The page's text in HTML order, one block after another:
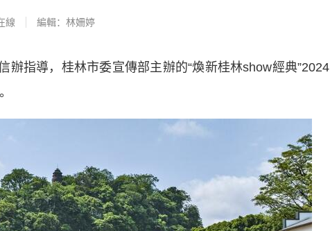
線 編輯：林姍婷
指導，桂林市委宣傳部主辦的“煥新桂林show經典”2024